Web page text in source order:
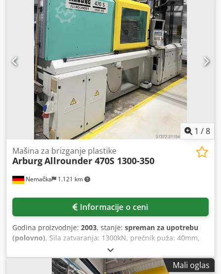
alata: 250 mm, dimenzije ploča X/Y: 570 mm/570 mm,
maksimalna težina alata: 600 kg, hod izvlakača: 175 mm.
Brizgalna jedinica 350, prečnik puža: 35 mm/40 mm/45
mm, maksimalna zapremina hoda: 230 cm³, maksimalni
pritisak brizganja: 2500 bar. Dimenzije mašine X/Y/Z: oko
4300 mm/1700 mm/2750 mm, težina: oko 4500 kg, radnih
sati: oko 75443 h. Dokumentacija dostupna. Pregled na licu
mesta je moguć. Credpjyddy Iefx Aivsf
1 /8
Nemačka 1.121 km
Mašina za brizganje plastike
ArburgAllrounder 470S 1300-350
Informacije o ceni
Godina proizvodnje: 2003, stanje: spreman za upotrebu
(polovno), Sila zatvaranja: 1300kN, prečnik puža: 40mm,
maksimalni pritisak ubrizgavanja: 2120bar, zapremina
hica: 182cm³, masa hica: 153g, razmak između stubova:
470mm/470mm, dimenzije ploča X/Y: 650mm/650mm,Mali oglas